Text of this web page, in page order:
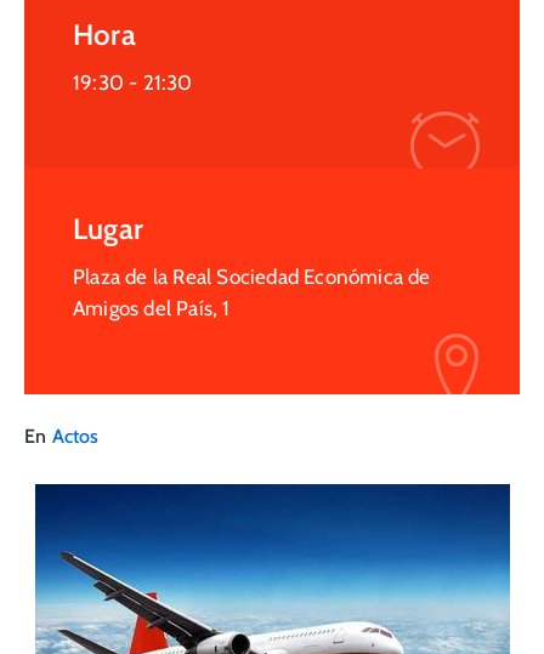
Hora
19:30 - 21:30
Lugar
Plaza de la Real Sociedad Económica de
Amigos del País, 1
En Actos